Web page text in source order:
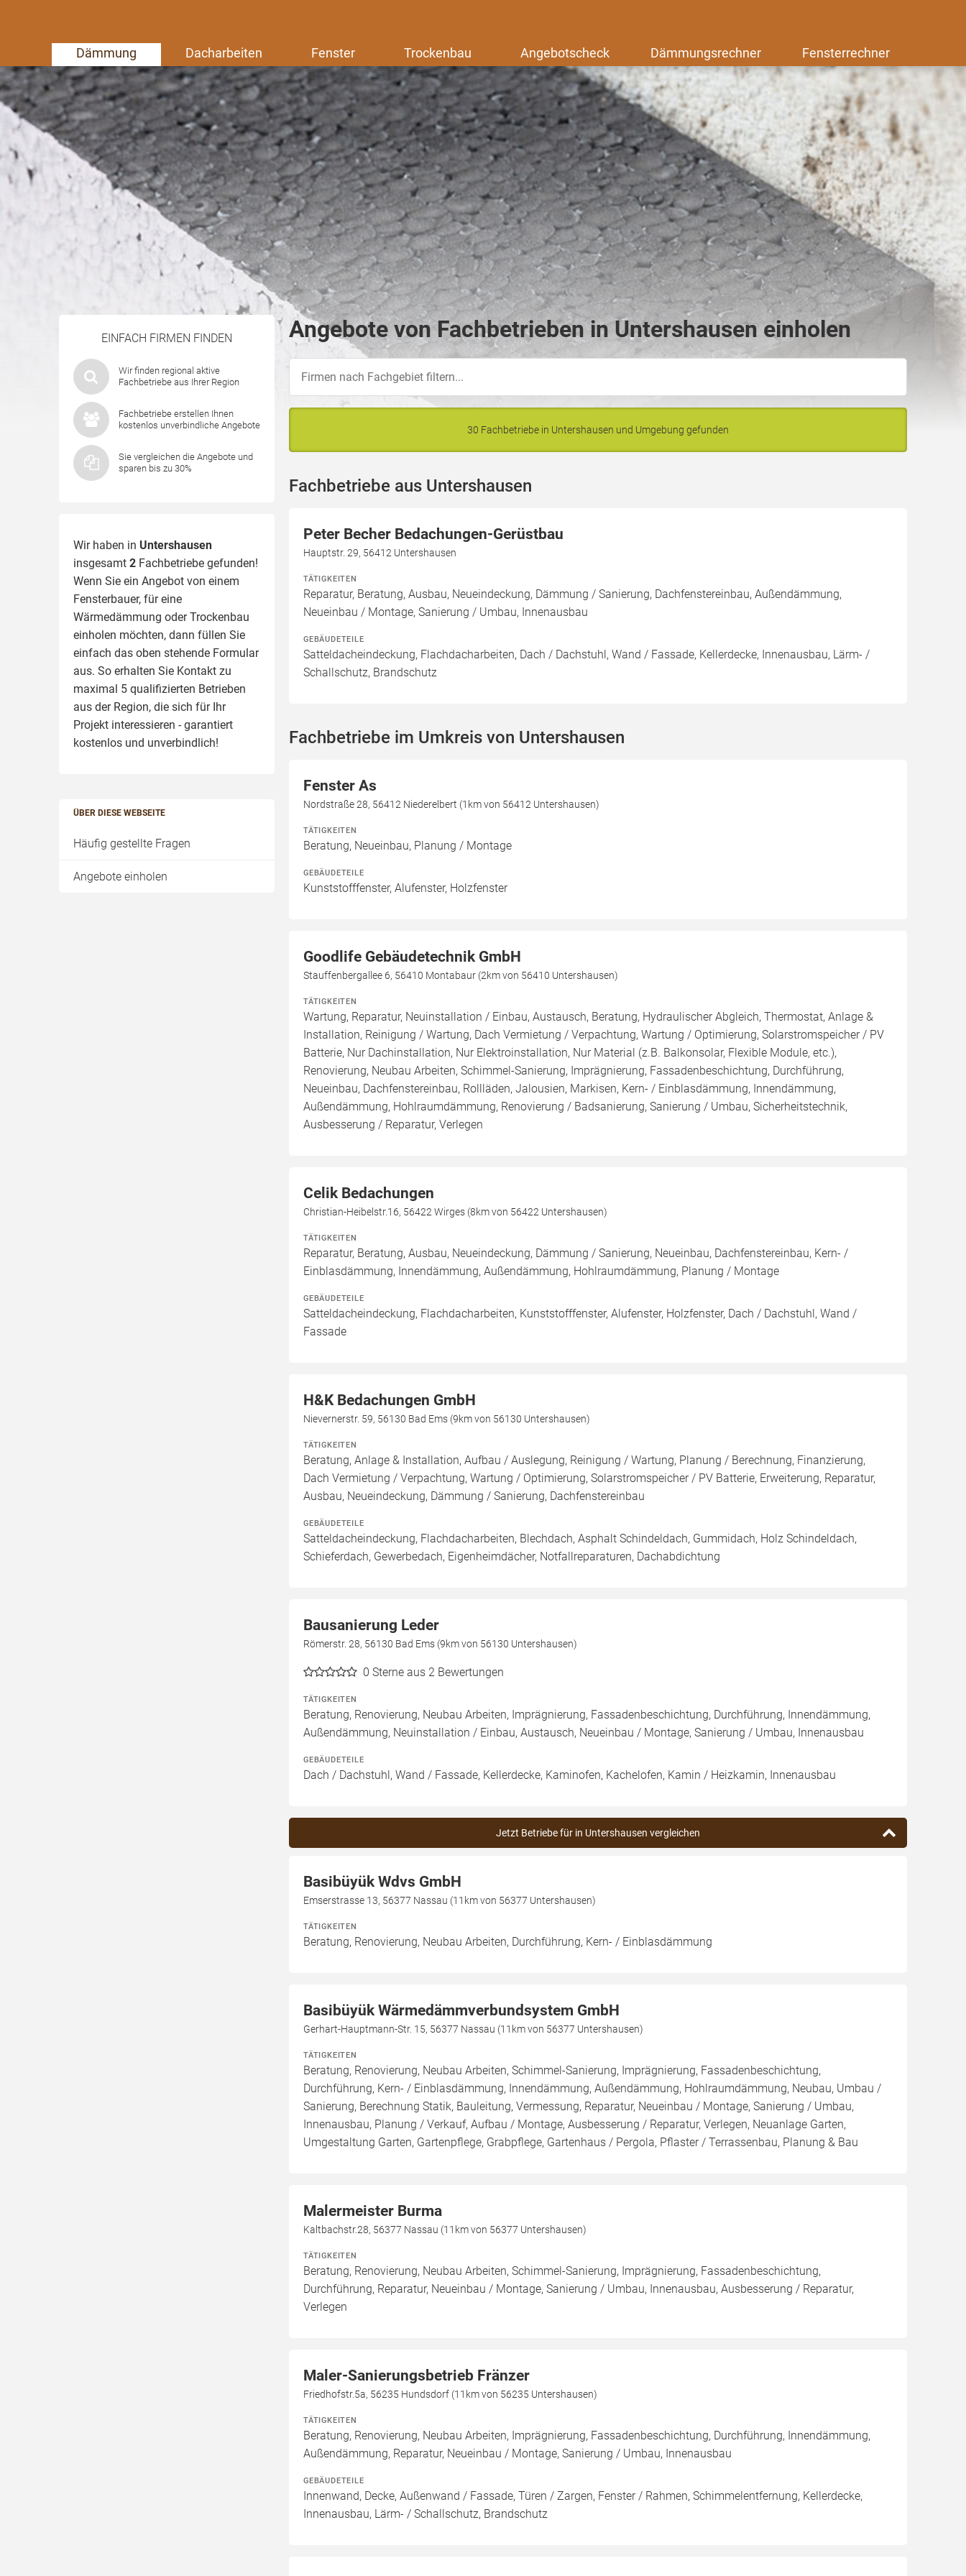
Dämmung Dacharbeiten Fenster Trockenbau Angebotscheck Dämmungsrechner Fensterrechner
EINFACH FIRMEN FINDEN
Wir finden regional aktive
Fachbetriebe aus Ihrer Region
Fachbetriebe erstellen Ihnen
kostenlos unverbindliche Angebote
Sie vergleichen die Angebote und
sparen bis zu 30%
Wir haben in Untershausen
insgesamt 2 Fachbetriebe gefunden!
Wenn Sie ein Angebot von einem
Fensterbauer, für eine
Wärmedämmung oder Trockenbau
einholen möchten, dann füllen Sie
einfach das oben stehende Formular
aus. So erhalten Sie Kontakt zu
maximal 5 qualifizierten Betrieben
aus der Region, die sich für Ihr
Projekt interessieren - garantiert
kostenlos und unverbindlich!
ÜBER DIESE WEBSEITE
Häufig gestellte Fragen
Angebote einholen
Angebote von Fachbetrieben in Untershausen einholen
30 Fachbetriebe in Untershausen und Umgebung gefunden
Fachbetriebe aus Untershausen
Peter Becher Bedachungen-Gerüstbau
Hauptstr. 29, 56412 Untershausen
TÄTIGKEITEN
Reparatur, Beratung, Ausbau, Neueindeckung, Dämmung / Sanierung, Dachfenstereinbau, Außendämmung,
Neueinbau / Montage, Sanierung / Umbau, Innenausbau
GEBÄUDETEILE
Satteldacheindeckung, Flachdacharbeiten, Dach / Dachstuhl, Wand / Fassade, Kellerdecke, Innenausbau, Lärm- /
Schallschutz, Brandschutz
Fachbetriebe im Umkreis von Untershausen
Fenster As
Nordstraße 28, 56412 Niederelbert (1km von 56412 Untershausen)
TÄTIGKEITEN
Beratung, Neueinbau, Planung / Montage
GEBÄUDETEILE
Kunststofffenster, Alufenster, Holzfenster
Goodlife Gebäudetechnik GmbH
Stauffenbergallee 6, 56410 Montabaur (2km von 56410 Untershausen)
TÄTIGKEITEN
Wartung, Reparatur, Neuinstallation / Einbau, Austausch, Beratung, Hydraulischer Abgleich, Thermostat, Anlage &
Installation, Reinigung / Wartung, Dach Vermietung / Verpachtung, Wartung / Optimierung, Solarstromspeicher / PV
Batterie, Nur Dachinstallation, Nur Elektroinstallation, Nur Material (z.B. Balkonsolar, Flexible Module, etc.),
Renovierung, Neubau Arbeiten, Schimmel-Sanierung, Imprägnierung, Fassadenbeschichtung, Durchführung,
Neueinbau, Dachfenstereinbau, Rollläden, Jalousien, Markisen, Kern- / Einblasdämmung, Innendämmung,
Außendämmung, Hohlraumdämmung, Renovierung / Badsanierung, Sanierung / Umbau, Sicherheitstechnik,
Ausbesserung / Reparatur, Verlegen
Celik Bedachungen
Christian-Heibelstr.16, 56422 Wirges (8km von 56422 Untershausen)
TÄTIGKEITEN
Reparatur, Beratung, Ausbau, Neueindeckung, Dämmung / Sanierung, Neueinbau, Dachfenstereinbau, Kern- /
Einblasdämmung, Innendämmung, Außendämmung, Hohlraumdämmung, Planung / Montage
GEBÄUDETEILE
Satteldacheindeckung, Flachdacharbeiten, Kunststofffenster, Alufenster, Holzfenster, Dach / Dachstuhl, Wand /
Fassade
H&K Bedachungen GmbH
Nievernerstr. 59, 56130 Bad Ems (9km von 56130 Untershausen)
TÄTIGKEITEN
Beratung, Anlage & Installation, Aufbau / Auslegung, Reinigung / Wartung, Planung / Berechnung, Finanzierung,
Dach Vermietung / Verpachtung, Wartung / Optimierung, Solarstromspeicher / PV Batterie, Erweiterung, Reparatur,
Ausbau, Neueindeckung, Dämmung / Sanierung, Dachfenstereinbau
GEBÄUDETEILE
Satteldacheindeckung, Flachdacharbeiten, Blechdach, Asphalt Schindeldach, Gummidach, Holz Schindeldach,
Schieferdach, Gewerbedach, Eigenheimdächer, Notfallreparaturen, Dachabdichtung
Bausanierung Leder
Römerstr. 28, 56130 Bad Ems (9km von 56130 Untershausen)
0 Sterne aus 2 Bewertungen
TÄTIGKEITEN
Beratung, Renovierung, Neubau Arbeiten, Imprägnierung, Fassadenbeschichtung, Durchführung, Innendämmung,
Außendämmung, Neuinstallation / Einbau, Austausch, Neueinbau / Montage, Sanierung / Umbau, Innenausbau
GEBÄUDETEILE
Dach / Dachstuhl, Wand / Fassade, Kellerdecke, Kaminofen, Kachelofen, Kamin / Heizkamin, Innenausbau
Jetzt Betriebe für in Untershausen vergleichen
Basibüyük Wdvs GmbH
Emserstrasse 13, 56377 Nassau (11km von 56377 Untershausen)
TÄTIGKEITEN
Beratung, Renovierung, Neubau Arbeiten, Durchführung, Kern- / Einblasdämmung
Basibüyük Wärmedämmverbundsystem GmbH
Gerhart-Hauptmann-Str. 15, 56377 Nassau (11km von 56377 Untershausen)
TÄTIGKEITEN
Beratung, Renovierung, Neubau Arbeiten, Schimmel-Sanierung, Imprägnierung, Fassadenbeschichtung,
Durchführung, Kern- / Einblasdämmung, Innendämmung, Außendämmung, Hohlraumdämmung, Neubau, Umbau /
Sanierung, Berechnung Statik, Bauleitung, Vermessung, Reparatur, Neueinbau / Montage, Sanierung / Umbau,
Innenausbau, Planung / Verkauf, Aufbau / Montage, Ausbesserung / Reparatur, Verlegen, Neuanlage Garten,
Umgestaltung Garten, Gartenpflege, Grabpflege, Gartenhaus / Pergola, Pflaster / Terrassenbau, Planung & Bau
Malermeister Burma
Kaltbachstr.28, 56377 Nassau (11km von 56377 Untershausen)
TÄTIGKEITEN
Beratung, Renovierung, Neubau Arbeiten, Schimmel-Sanierung, Imprägnierung, Fassadenbeschichtung,
Durchführung, Reparatur, Neueinbau / Montage, Sanierung / Umbau, Innenausbau, Ausbesserung / Reparatur,
Verlegen
Maler-Sanierungsbetrieb Fränzer
Friedhofstr.5a, 56235 Hundsdorf (11km von 56235 Untershausen)
TÄTIGKEITEN
Beratung, Renovierung, Neubau Arbeiten, Imprägnierung, Fassadenbeschichtung, Durchführung, Innendämmung,
Außendämmung, Reparatur, Neueinbau / Montage, Sanierung / Umbau, Innenausbau
GEBÄUDETEILE
Innenwand, Decke, Außenwand / Fassade, Türen / Zargen, Fenster / Rahmen, Schimmelentfernung, Kellerdecke,
Innenausbau, Lärm- / Schallschutz, Brandschutz